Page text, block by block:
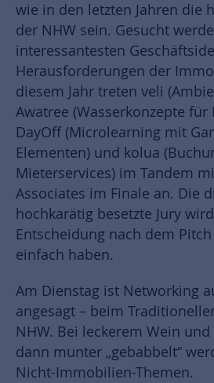
wie in den letzten Jahren die
der NHW sein. Gesucht
interessantesten
Herausforderungen der
diesem Jahr treten veli
Awatree (Wasserkonzepte für
DayOff (Microlearning mit
Elementen) und kolua
Mieterservices) im Tandem
Associates im Finale an. Die
hochkarätig besetzte Jury
Entscheidung nach dem
einfach haben.
Am Dienstag ist Networking
angesagt – beim
NHW. Bei leckerem Wein
dann munter „gebabbelt“
Nicht-Immobilien-Themen.